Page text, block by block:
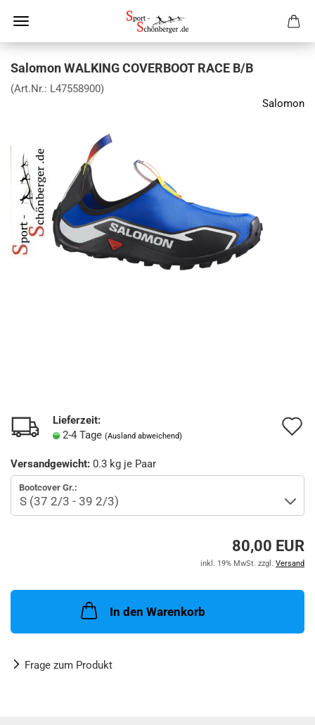
Salomon WALKING COVERBOOT RACE B/B
(Art.Nr.: L47558900)
Salomon
Lieferzeit:
2-4 Tage (Ausland abweichend)
Versandgewicht: 0.3 kg je Paar
Bootcover Gr.:
80,00 EUR
inkl. 19% MwSt. zzgl. Versand
In den Warenkorb
Frage zum Produkt